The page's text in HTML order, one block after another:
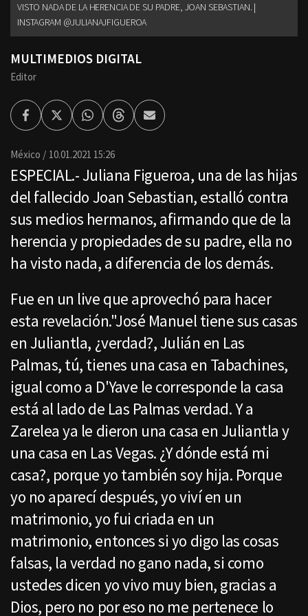
VISTO NADA DE LA HERENCIA DE SU PADRE, JOAN SEBASTIAN. |
INSTAGRAM @JULIANAJFIGUEROA
MULTIMEDIOS DIGITAL
Editor
FacebookTwitterWhatsappThreadsEnviar
por
México 10.01.2021 15:26
ESPECIAL.- Juliana Figueroa, una de las hijas
del fallecido Joan Sebastian, estalló contra
sus medios hermanos, afirmando que de la
herencia y propiedades de su padre, ella no
ha visto nada, a diferencia de los demás.
Fue en un live que aprovechó para hacer
esta revelación."José Manuel tiene sus casas
en Juliantla, ¿verdad?, Julián en Las
Palmas, tú, tienes una casa en Tabachines,
igual como a D'Yave le corresponde la casa
está al lado de Las Palmas verdad. Y a
Zarelea ya le dieron una casa en Juliantla y
una casa en Las Vegas. ¿Y dónde está mi
casa?, porque yo también soy hija. Porque
yo no aparecí después, yo viví en un
matrimonio, yo fui criada en un
matrimonio, entonces si yo digo las cosas
falsas, la verdad no gano nada, si como
ustedes dicen yo vivo muy bien, gracias a
Dios, pero no por eso no me pertenece lo